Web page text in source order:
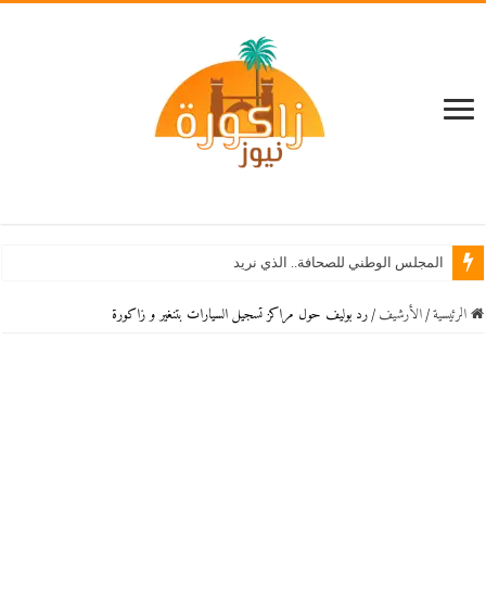
استن
الرئيسية / اﻷرشيف / رد بوليف حول مراكز تسجيل السيارات بتنغير و زاكورة